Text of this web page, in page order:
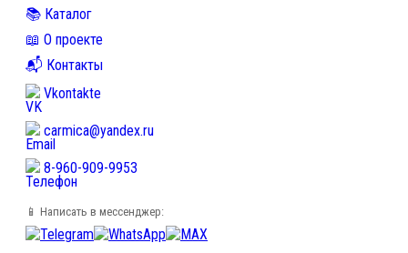
📚 Каталог
📖 О проекте
📬 Контакты
Vkontakte
carmica@yandex.ru
8-960-909-9953
📱 Написать в мессенджер: